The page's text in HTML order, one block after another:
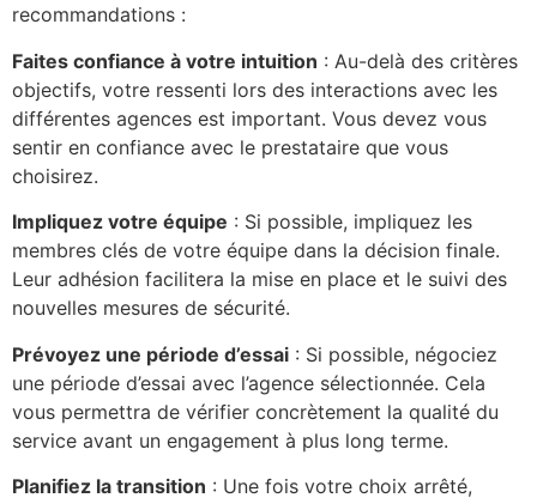
recommandations :
Faites confiance à votre intuition : Au-delà des critères
objectifs, votre ressenti lors des interactions avec les
différentes agences est important. Vous devez vous
sentir en confiance avec le prestataire que vous
choisirez.
Impliquez votre équipe : Si possible, impliquez les
membres clés de votre équipe dans la décision finale.
Leur adhésion facilitera la mise en place et le suivi des
nouvelles mesures de sécurité.
Prévoyez une période d’essai : Si possible, négociez
une période d’essai avec l’agence sélectionnée. Cela
vous permettra de vérifier concrètement la qualité du
service avant un engagement à plus long terme.
Planifiez la transition : Une fois votre choix arrêté,